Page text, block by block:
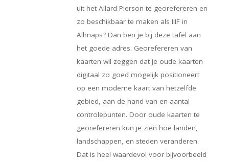
uit het Allard Pierson te georefereren en
zo beschikbaar te maken als IIIF in
Allmaps? Dan ben je bij deze tafel aan
het goede adres. Georefereren van
kaarten wil zeggen dat je oude kaarten
digitaal zo goed mogelijk positioneert
op een moderne kaart van hetzelfde
gebied, aan de hand van en aantal
controlepunten. Door oude kaarten te
georefereren kun je zien hoe landen,
landschappen, en steden veranderen.
Dat is heel waardevol voor bijvoorbeeld